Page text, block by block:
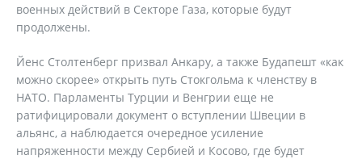
военных действий в Секторе Газа, которые будут
продолжены.
Йенс Столтенберг призвал Анкару, а также Будапешт «как
можно скорее» открыть путь Стокгольма к членству в
НАТО. Парламенты Турции и Венгрии еще не
ратифицировали документ о вступлении Швеции в
альянс, а наблюдается очередное усиление
напряженности между Сербией и Косово, где будет